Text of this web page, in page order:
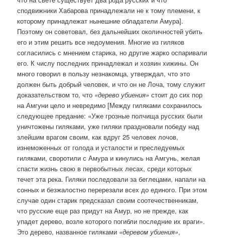
сподвижники Хабарова принадлежали не к тому племени, к
которому принадлежат нынешние обладатели Амура].
Поэтому он советовал, без дальнейших околичностей убить
его и этим решить все недоумения. Многие из гиляков
согласились с мнением старика, но другие жарко оспаривали
его. К числу последних принадлежал и хозяин хижины. Он
много говорил в пользу незнакомца, утверждал, что это
должен быть добрый человек, и что он не Лоча, тому служит
доказательством то, что «дерево убиения» стоит до сих пор
на Амгуни цело и невредимо [Между гиляками сохранилось
следующее предание: «Уже грозные полчища русских были
уничтожены гиляками, уже гиляки праздновали победу над
злейшим врагом своим, как вдруг 25 человек лочов,
изнеможенных от голода и усталости и преследуемых
гиляками, своротили с Амура и кинулись на Амгунь, желая
спасти жизнь свою в первобытных лесах, среди которых
течет эта река. Гиляки последовали за беглецами, напали на
сонных и безжалостно перерезали всех до единого. При этом
случае один старик предсказал своим соотечественникам,
что русские еще раз придут на Амур, но не прежде, как
упадет дерево, возле которого погибли последние их враги».
Это дерево, названное гиляками «деревом убиения»,